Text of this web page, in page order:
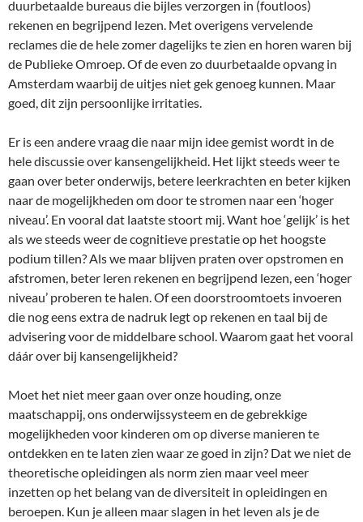
duurbetaalde bureaus die bijles verzorgen in (foutloos)
rekenen en begrijpend lezen. Met overigens vervelende
reclames die de hele zomer dagelijks te zien en horen waren bij
de Publieke Omroep. Of de even zo duurbetaalde opvang in
Amsterdam waarbij de uitjes niet gek genoeg kunnen. Maar
goed, dit zijn persoonlijke irritaties.
Er is een andere vraag die naar mijn idee gemist wordt in de
hele discussie over kansengelijkheid. Het lijkt steeds weer te
gaan over beter onderwijs, betere leerkrachten en beter kijken
naar de mogelijkheden om door te stromen naar een ‘hoger
niveau’. En vooral dat laatste stoort mij. Want hoe ‘gelijk’ is het
als we steeds weer de cognitieve prestatie op het hoogste
podium tillen? Als we maar blijven praten over opstromen en
afstromen, beter leren rekenen en begrijpend lezen, een ‘hoger
niveau’ proberen te halen. Of een doorstroomtoets invoeren
die nog eens extra de nadruk legt op rekenen en taal bij de
advisering voor de middelbare school. Waarom gaat het vooral
dáár over bij kansengelijkheid?
Moet het niet meer gaan over onze houding, onze
maatschappij, ons onderwijssysteem en de gebrekkige
mogelijkheden voor kinderen om op diverse manieren te
ontdekken en te laten zien waar ze goed in zijn? Dat we niet de
theoretische opleidingen als norm zien maar veel meer
inzetten op het belang van de diversiteit in opleidingen en
beroepen. Kun je alleen maar slagen in het leven als je de